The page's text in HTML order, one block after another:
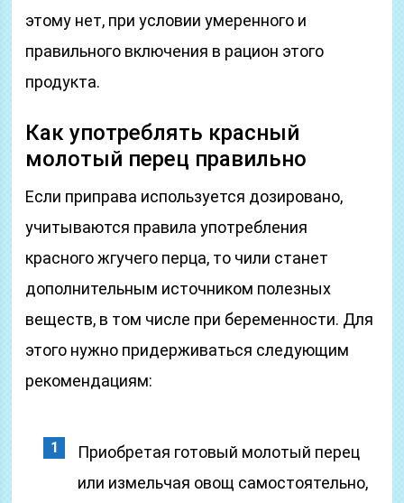
этому нет, при условии умеренного и
правильного включения в рацион этого
продукта.
Как употреблять красный
молотый перец правильно
Если приправа используется дозировано,
учитываются правила употребления
красного жгучего перца, то чили станет
дополнительным источником полезных
веществ, в том числе при беременности. Для
этого нужно придерживаться следующим
рекомендациям:
Приобретая готовый молотый перец
или измельчая овощ самостоятельно,